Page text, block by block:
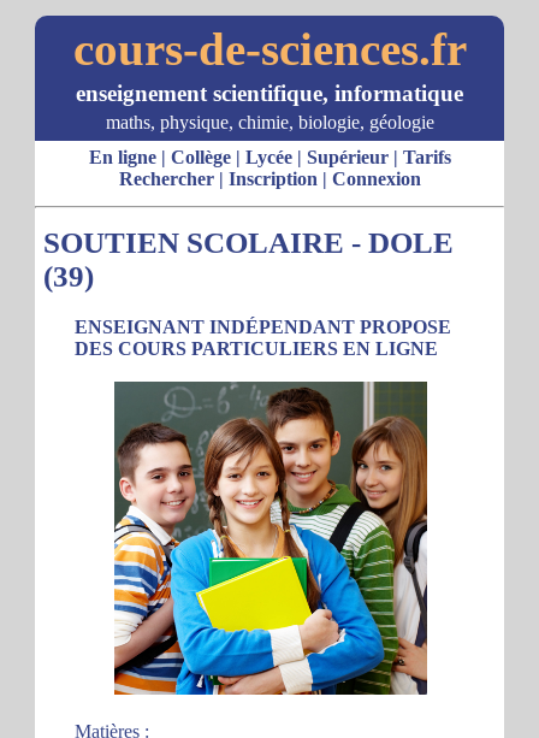
cours-de-sciences.fr
enseignement scientifique, informatique
maths, physique, chimie, biologie, géologie
En ligne| Collège| Lycée| Supérieur| Tarifs
Rechercher| Inscription | Connexion
SOUTIEN SCOLAIRE - DOLE
(39)
ENSEIGNANT INDÉPENDANT PROPOSE
DES COURS PARTICULIERS EN LIGNE
Matières :